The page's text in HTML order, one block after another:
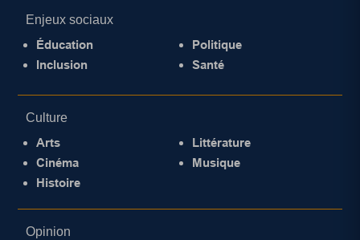
Enjeux sociaux
Éducation
Inclusion
Politique
Santé
Culture
Arts
Cinéma
Histoire
Littérature
Musique
Opinion